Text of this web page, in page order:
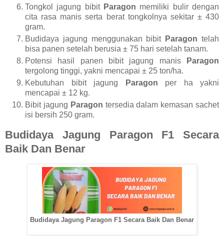
Tongkol jagung bibit Paragon memiliki bulir dengan
cita rasa manis serta berat tongkolnya sekitar ± 430
gram.
Budidaya jagung menggunakan bibit Paragon telah
bisa panen setelah berusia ± 75 hari setelah tanam.
Potensi hasil panen bibit jagung manis
Paragon
tergolong tinggi, yakni mencapai ± 25 ton/ha.
Kebutuhan bibit jagung
Paragon per ha yakni
mencapai ± 12 kg.
Bibit jagung Paragon tersedia dalam kemasan sachet
isi bersih 250 gram.
Budidaya Jagung Paragon F1 Secara
Baik Dan Benar
Budidaya Jagung Paragon F1 Secara Baik Dan Benar